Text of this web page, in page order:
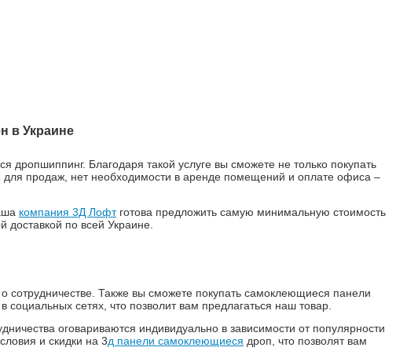
в Украине
дропшиппинг. Благодаря такой услуге вы сможете не только покупать
продаж, нет необходимости в аренде помещений и оплате офиса –
компания 3Д Лофтготова предложить самую минимальную стоимость
по всей Украине.
Также вы сможете покупать самоклеющиеся панели
сетях, что позволит вам предлагаться наш товар.
оговариваются индивидуально в зависимости от популярности
и скидки на 3д панели самоклеющиеся дроп, что позволят вам